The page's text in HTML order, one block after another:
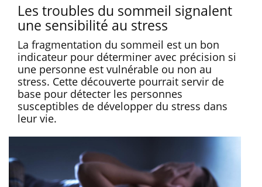
Les troubles du sommeil signalent
une sensibilité au stress
La fragmentation du sommeil est un bon
indicateur pour déterminer avec précision si
une personne est vulnérable ou non au
stress. Cette découverte pourrait servir de
base pour détecter les personnes
susceptibles de développer du stress dans
leur vie.